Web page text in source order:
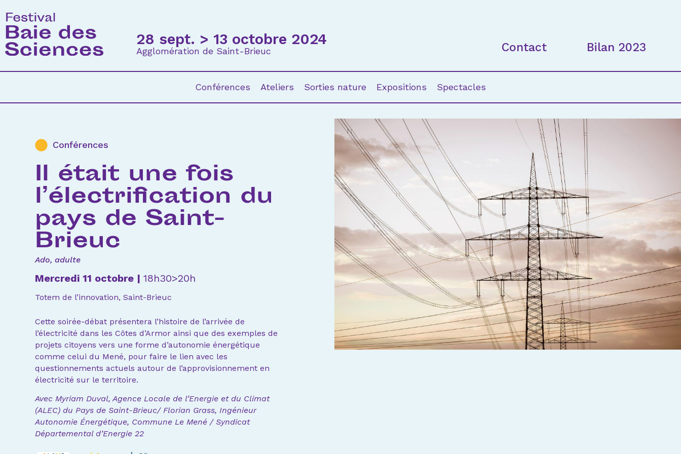
28 sept. > 13 octobre 2024
Agglomération de Saint-Brieuc Contact Bilan 2023
Conférences Ateliers Sorties nature Expositions Spectacles
Conférences
Il était une fois
l’électrification du
pays de Saint-
Brieuc
Ado, adulte
Mercredi 11 octobre | 18h30>20h
Totem de l’innovation, Saint-Brieuc
Cette soirée-débat présentera l’histoire de l’arrivée de
l’électricité dans les Côtes d’Armor ainsi que des exemples de
projets citoyens vers une forme d’autonomie énergétique
comme celui du Mené, pour faire le lien avec les
questionnements actuels autour de l’approvisionnement en
électricité sur le territoire.
Avec Myriam Duval, Agence Locale de l’Energie et du Climat
(ALEC) du Pays de Saint-Brieuc/ Florian Grass, Ingénieur
Autonomie Énergétique, Commune Le Mené / Syndicat
Départemental d’Energie 22